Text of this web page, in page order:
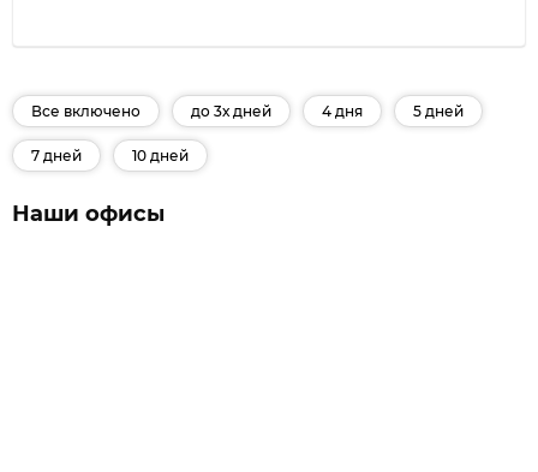
Все включено до 3х дней 4 дня 5 дней
7 дней 10 дней
Наши офисы